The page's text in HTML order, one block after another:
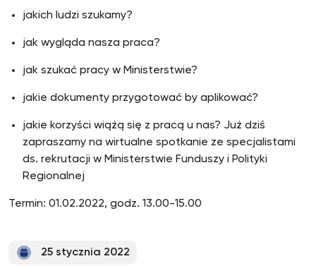
jakich ludzi szukamy?
jak wygląda nasza praca?
jak szukać pracy w Ministerstwie?
jakie dokumenty przygotować by aplikować?
jakie korzyści wiążą się z pracą u nas? Już dziś
zapraszamy na wirtualne spotkanie ze specjalistami
ds. rekrutacji w Ministerstwie Funduszy i Polityki
Regionalnej
Termin: 01.02.2022, godz. 13.00-15.00
25 stycznia 2022